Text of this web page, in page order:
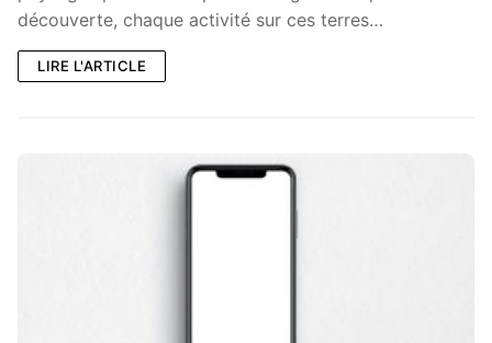
découverte, chaque activité sur ces terres…
LIRE L'ARTICLE